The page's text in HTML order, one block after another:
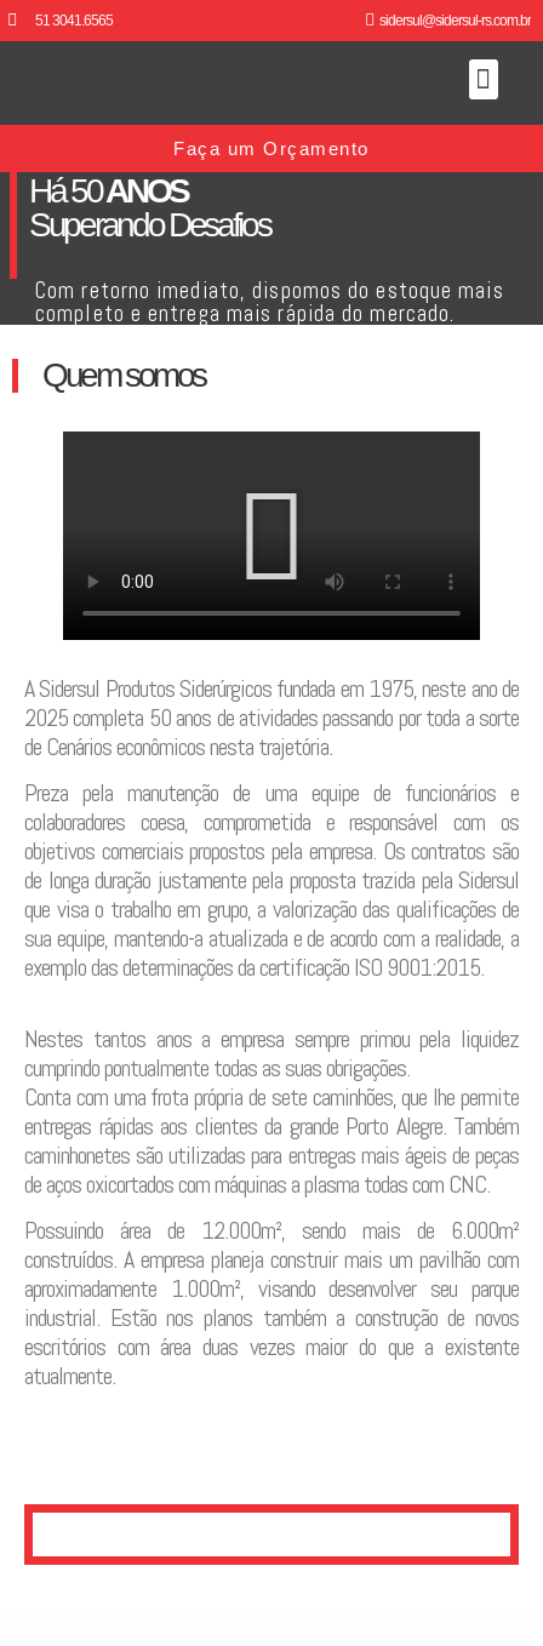
51 3041.6565 sidersul@sidersul-rs.com.br
Faça um Orçamento
Há 50ANOS
Superando Desafios
Com retorno imediato, dispomos do estoque mais
completo e entrega mais rápida do mercado.
Quem somos
A Sidersul Produtos Siderúrgicos fundada em 1975, neste ano de
2025 completa 50 anos de atividades passando por toda a sorte
de Cenários econômicos nesta trajetória.
Preza pela manutenção de uma equipe de funcionários e
colaboradores coesa, comprometida e responsável com os
objetivos comerciais propostos pela empresa. Os contratos são
de longa duração justamente pela proposta trazida pela Sidersul
que visa o trabalho em grupo, a valorização das qualificações de
sua equipe, mantendo-a atualizada e de acordo com a realidade, a
exemplo das determinações da certificação ISO 9001:2015.
Nestes tantos anos a empresa sempre primou pela liquidez
cumprindo pontualmente todas as suas obrigações.
Conta com uma frota própria de sete caminhões, que lhe permite
entregas rápidas aos clientes da grande Porto Alegre. Também
caminhonetes são utilizadas para entregas mais ágeis de peças
de aços oxicortados com máquinas a plasma todas com CNC.
Possuindo área de 12.000m², sendo mais de 6.000m²
construídos. A empresa planeja construir mais um pavilhão com
aproximadamente 1.000m², visando desenvolver seu parque
industrial. Estão nos planos também a construção de novos
escritórios com área duas vezes maior do que a existente
atualmente.